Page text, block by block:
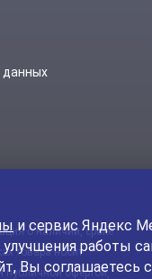
данных
о наличии, сроке
товара носит
публичной офертой,
и сервис Яндекс
работы
Вы соглашаетесь